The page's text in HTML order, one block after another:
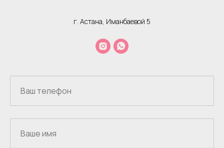
г. Астана, Иманбаевой 5